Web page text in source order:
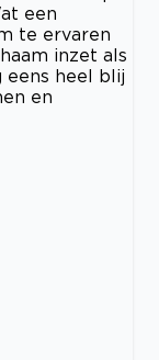
een
te ervaren
inzet als
eens heel blij
en